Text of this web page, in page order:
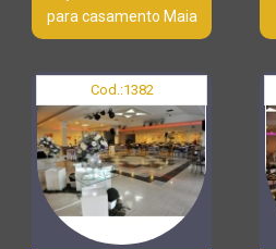
para casamento Maia
Cod.:1382